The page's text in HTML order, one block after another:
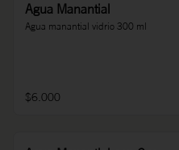
Agua Manantial
Agua manantial vidrio 300 ml
$6.000